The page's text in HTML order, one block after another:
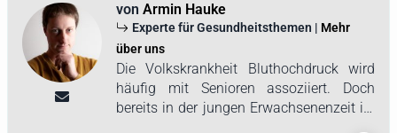
von Armin Hauke
Experte für Gesundheitsthemen | Mehr
über uns
Die Volkskrankheit Bluthochdruck wird
häufig mit Senioren assoziiert. Doch
bereits in der jungen Erwachsenenzeit ist